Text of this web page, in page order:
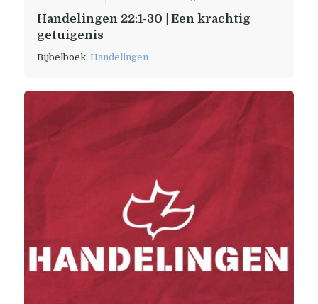
Handelingen 22:1-30 | Een krachtig
getuigenis
Bijbelboek: Handelingen